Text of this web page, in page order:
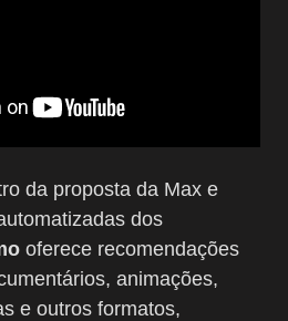
da proposta da Max e
dos
oferece recomendações
animações,
e outros formatos,